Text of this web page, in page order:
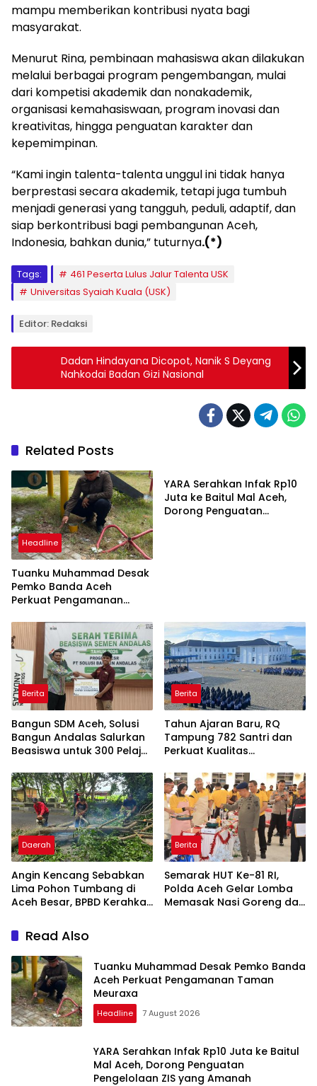
mampu memberikan kontribusi nyata bagi
masyarakat.
Menurut Rina, pembinaan mahasiswa akan dilakukan
melalui berbagai program pengembangan, mulai
dari kompetisi akademik dan nonakademik,
organisasi kemahasiswaan, program inovasi dan
kreativitas, hingga penguatan karakter dan
kepemimpinan.
“Kami ingin talenta-talenta unggul ini tidak hanya
berprestasi secara akademik, tetapi juga tumbuh
menjadi generasi yang tangguh, peduli, adaptif, dan
siap berkontribusi bagi pembangunan Aceh,
Indonesia, bahkan dunia,” tuturnya.(*)
Tags:
461 Peserta Lulus Jalur Talenta USK
Universitas Syaiah Kuala (USK)
Editor: Redaksi
Dadan Hindayana Dicopot, Nanik S Deyang
Nahkodai Badan Gizi Nasional
Related Posts
Headline
Tuanku Muhammad Desak
Pemko Banda Aceh
Perkuat Pengamanan
YARA Serahkan Infak Rp10
Juta ke Baitul Mal Aceh,
Dorong Penguatan
Berita
Bangun SDM Aceh, Solusi
Bangun Andalas Salurkan
Beasiswa untuk 300 Pelajar
Berita
Tahun Ajaran Baru, RQ
Tampung 782 Santri dan
Perkuat Kualitas
Daerah
Angin Kencang Sebabkan
Lima Pohon Tumbang di
Aceh Besar, BPBD Kerahkan
Berita
Semarak HUT Ke-81 RI,
Polda Aceh Gelar Lomba
Memasak Nasi Goreng dan
Read Also
Tuanku Muhammad Desak Pemko Banda
Aceh Perkuat Pengamanan Taman
Meuraxa
Headline 7 August 2026
YARA Serahkan Infak Rp10 Juta ke Baitul
Mal Aceh, Dorong Penguatan
Pengelolaan ZIS yang Amanah